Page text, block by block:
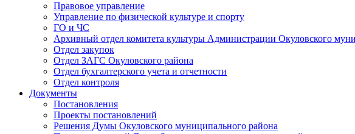
Правовое управление
Управление по физической культуре и спорту
ГО и ЧС
Архивный отдел комитета культуры Администрации Окуловского
Отдел закупок
Отдел ЗАГС Окуловского района
Отдел бухгалтерского учета и отчетности
Отдел контроля
Документы
Постановления
Проекты постановлений
Решения Думы Окуловского муниципального района